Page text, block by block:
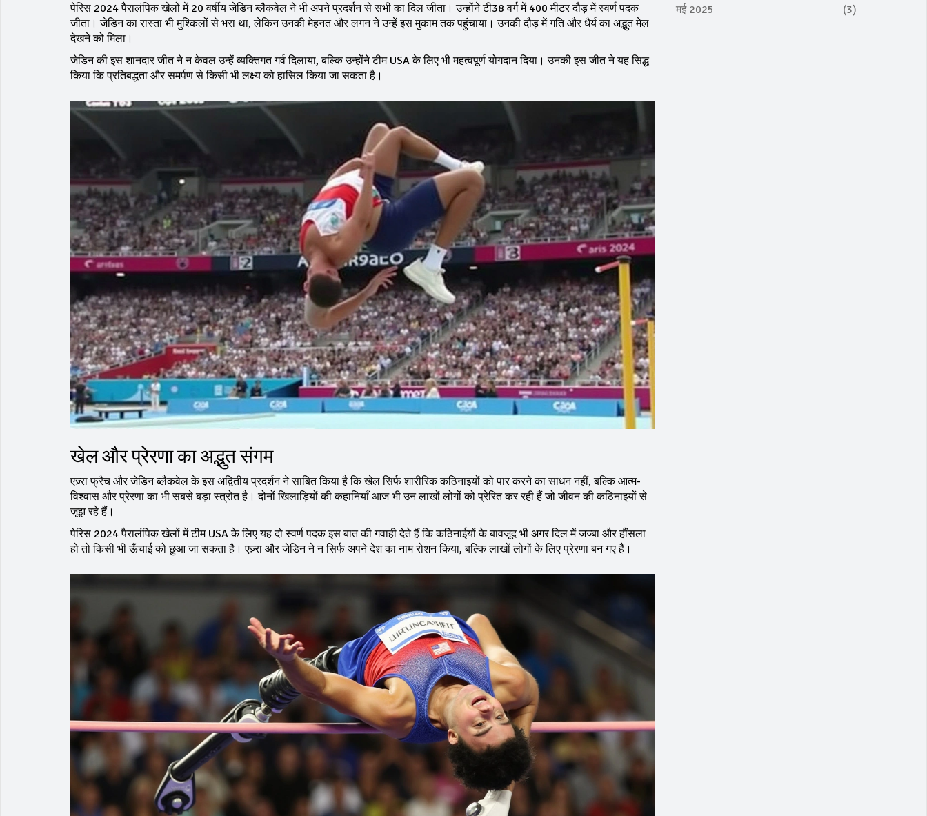
पेरिस 2024 पैरालंपिक खेलों में 20 वर्षीय जेडिन ब्लैकवेल ने भी अपने प्रदर्शन से सभी का दिल जीता। उन्होंने टी38 वर्ग में 400 मीटर दौड़ में स्वर्ण पदक
जीता। जेडिन का रास्ता भी मुश्किलों से भरा था, लेकिन उनकी मेहनत और लगन ने उन्हें इस मुकाम तक पहुंचाया। उनकी दौड़ में गति और धैर्य का अद्भुत मेल
देखने को मिला।
जेडिन की इस शानदार जीत ने न केवल उन्हें व्यक्तिगत गर्व दिलाया, बल्कि उन्होंने टीम USA के लिए भी महत्वपूर्ण योगदान दिया। उनकी इस जीत ने यह सिद्ध
किया कि प्रतिबद्धता और समर्पण से किसी भी लक्ष्य को हासिल किया जा सकता है।
खेल और प्रेरणा का अद्भुत संगम
एज़्रा फ्रैच और जेडिन ब्लैकवेल के इस अद्वितीय प्रदर्शन ने साबित किया है कि खेल सिर्फ शारीरिक कठिनाइयों को पार करने का साधन नहीं, बल्कि आत्म-
विश्वास और प्रेरणा का भी सबसे बड़ा स्त्रोत है। दोनों खिलाड़ियों की कहानियाँ आज भी उन लाखों लोगों को प्रेरित कर रही हैं जो जीवन की कठिनाइयों से
जूझ रहे हैं।
पेरिस 2024 पैरालंपिक खेलों में टीम USA के लिए यह दो स्वर्ण पदक इस बात की गवाही देते हैं कि कठिनाईयों के बावजूद भी अगर दिल में जज्बा और हौंसला
हो तो किसी भी ऊँचाई को छुआ जा सकता है। एज़्रा और जेडिन ने न सिर्फ अपने देश का नाम रोशन किया, बल्कि लाखों लोगों के लिए प्रेरणा बन गए हैं।
मई 2025 (3)